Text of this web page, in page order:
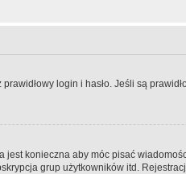
login i hasło. Jeśli są
jest konieczna aby móc pisać
grup użytkowników itd.